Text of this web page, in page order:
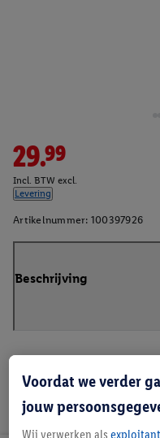
29.99
Incl. BTW excl.
Levering
Artikelnummer: 100397926
Beschrijving
Voordat we verder
jouw
Wij verwerken als